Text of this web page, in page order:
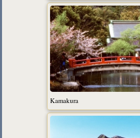
Kamakura